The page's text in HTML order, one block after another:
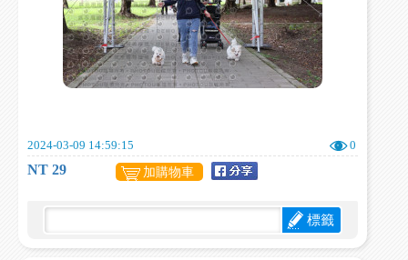
2024-03-09 14:59:15 0
NT 29 加購物車
標籤